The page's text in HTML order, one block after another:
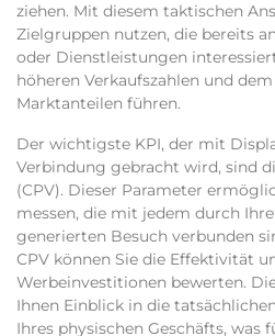
ziehen. Mit diesem taktischen
Zielgruppen nutzen, die bereits
oder Dienstleistungen
höheren Verkaufszahlen und
Marktanteilen führen.
Der wichtigste KPI, der mit
Verbindung gebracht wird, sind
(CPV). Dieser Parameter
messen, die mit jedem durch
generierten Besuch verbunden
CPV können Sie die Effektivität
Werbeinvestitionen bewerten.
Ihnen Einblick in die
Ihres physischen Geschäfts, was